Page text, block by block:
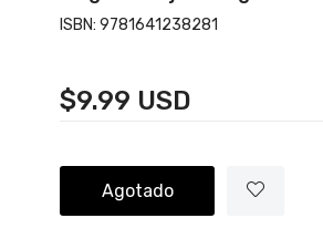
ISBN: 9781641238281
$9.99 USD
Agotado